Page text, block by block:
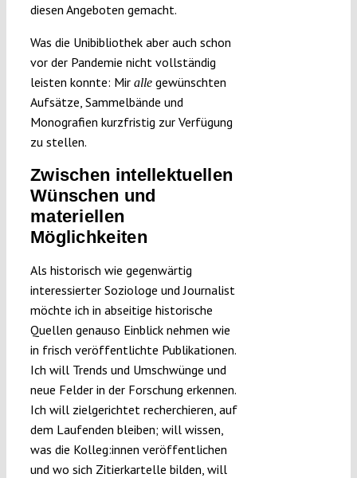
diesen Angeboten gemacht.
Was die Unibibliothek aber auch schon
vor der Pandemie nicht vollständig
leisten konnte: Mir allegewünschten
Aufsätze, Sammelbände und
Monografien kurzfristig zur Verfügung
zu stellen.
Zwischen intellektuellen
Wünschen und
materiellen
Möglichkeiten
Als historisch wie gegenwärtig
interessierter Soziologe und Journalist
möchte ich in abseitige historische
Quellen genauso Einblick nehmen wie
in frisch veröffentlichte Publikationen.
Ich will Trends und Umschwünge und
neue Felder in der Forschung erkennen.
Ich will zielgerichtet recherchieren, auf
dem Laufenden bleiben; will wissen,
was die Kolleg:innen veröffentlichen
und wo sich Zitierkartelle bilden, will